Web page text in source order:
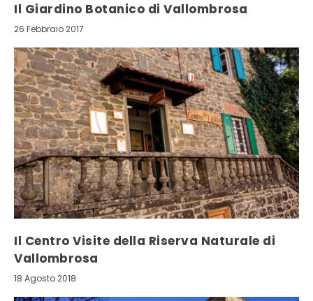
Il Giardino Botanico di Vallombrosa
26 Febbraio 2017
Il Centro Visite della Riserva Naturale di
Vallombrosa
18 Agosto 2018